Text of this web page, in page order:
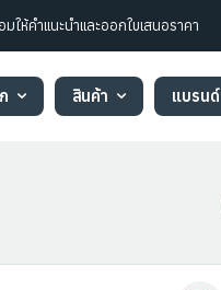
ห้คำแนะนำและออกใบเสนอราคา
สินค้า แบรนด์